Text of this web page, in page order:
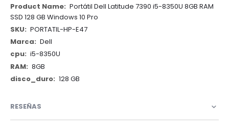
Más
Información
Portátil Dell Latitude 7390 i5-8350U 8GB RAM
SSD 128 GB Windows 10 Pro
PORTATIL-HP-E47
Dell
i5-8350U
8GB
128 GB
RESEÑAS